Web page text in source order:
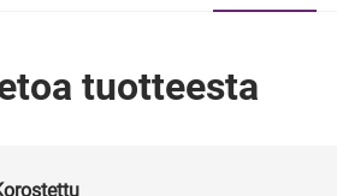
tuotteesta